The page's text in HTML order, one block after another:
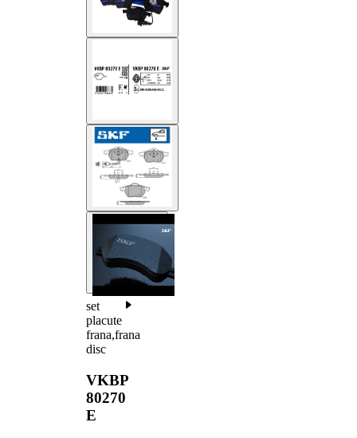
set
placute
frana,frana
disc
VKBP
80270
E